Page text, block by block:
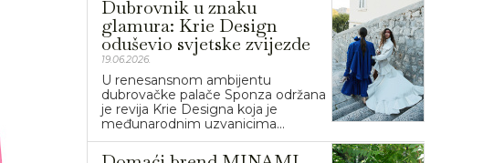
Dubrovnik u znaku
glamura: Krie Design
oduševio svjetske zvijezde
19.06.2026.
U renesansnom ambijentu
dubrovačke palače Sponza održana
je revija Krie Designa koja je
međunarodnim uzvanicima...